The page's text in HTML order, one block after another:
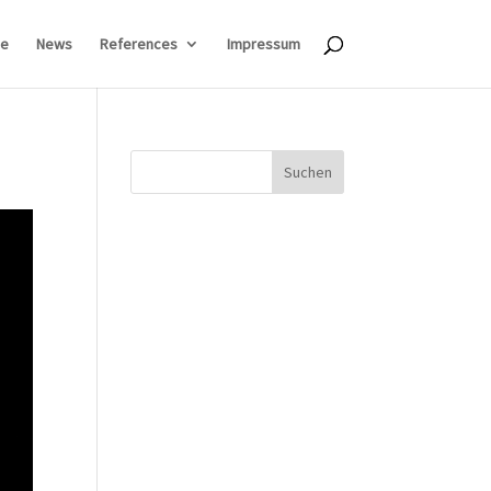
News References Impressum